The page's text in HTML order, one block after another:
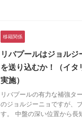
移籍関係
リバプールはジョル
を送り込むか！（イ
実施）
リバプールの有力な補強タ
のジョルジーニョですが、
す。 中盤の深い位置から長